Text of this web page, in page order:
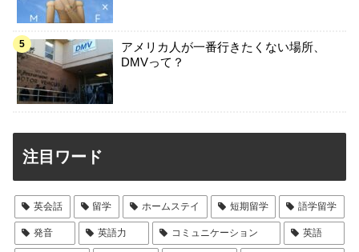
アメリカ人が一番行きたくない場所、
DMVって？
注目ワード
英会話 留学 ホームステイ 短期留学 語学留学
発音 英語力 コミュニケーション 英語